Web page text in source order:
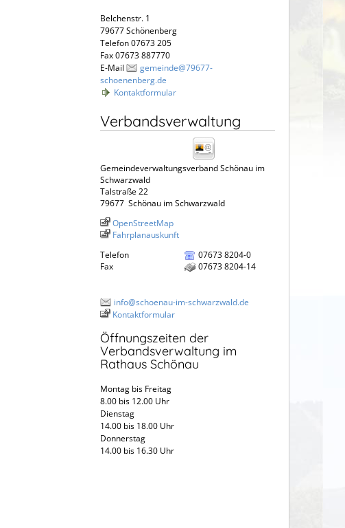
Belchenstr. 1
79677 Schönenberg
Telefon 07673 205
Fax 07673 887770
E-Mail
gemeinde@79677-
schoenenberg.de
Kontaktformular
Verbandsverwaltung
Gemeindeverwaltungsverband Schönau im
Schwarzwald
Talstraße 22
79677 Schönau im Schwarzwald
OpenStreetMap
Fahrplanauskunft
Telefon
07673 8204-0
Fax
07673 8204-14
info@schoenau-im-schwarzwald.de
Kontaktformular
Öffnungszeiten der
Verbandsverwaltung im
Rathaus Schönau
Montag bis Freitag
8.00 bis 12.00 Uhr
Dienstag
14.00 bis 18.00 Uhr
Donnerstag
14.00 bis 16.30 Uhr